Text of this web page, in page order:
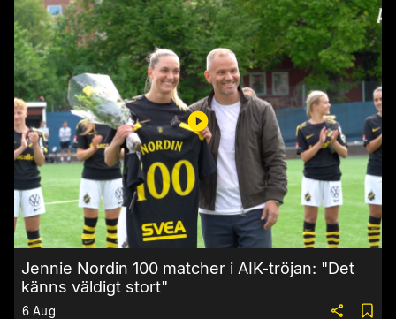
Jennie Nordin 100 matcher i AIK-tröjan: "Det
känns väldigt stort"
6 Aug